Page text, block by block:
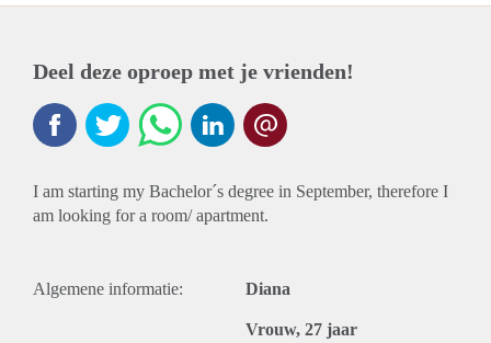
Deel deze oproep met je vrienden!
I am starting my Bachelor´s degree in September, therefore I
am looking for a room/ apartment.
Algemene informatie: Diana
Vrouw, 27 jaar